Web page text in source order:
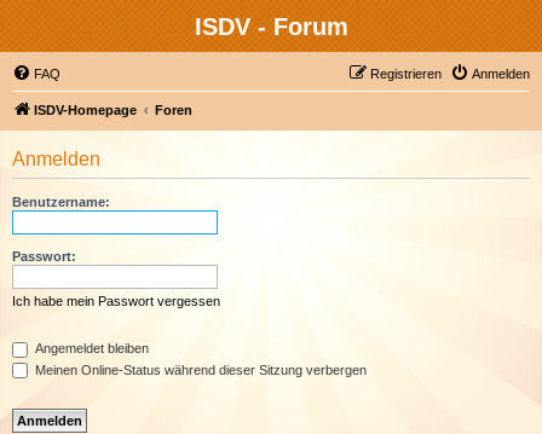
ISDV - Forum
FAQ Anmelden
Registrieren
ISDV-Homepage Foren
Anmelden
Benutzername:
Passwort:
Ich habe mein Passwort vergessen
Angemeldet bleiben
Meinen Online-Status während dieser Sitzung verbergen